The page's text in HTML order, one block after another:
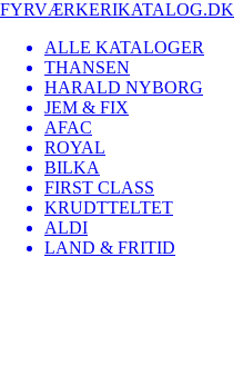
FYRVÆRKERIKATALOG.DK
ALLE KATALOGER
THANSEN
HARALD NYBORG
JEM & FIX
AFAC
ROYAL
BILKA
FIRST CLASS
KRUDTTELTET
ALDI
LAND & FRITID